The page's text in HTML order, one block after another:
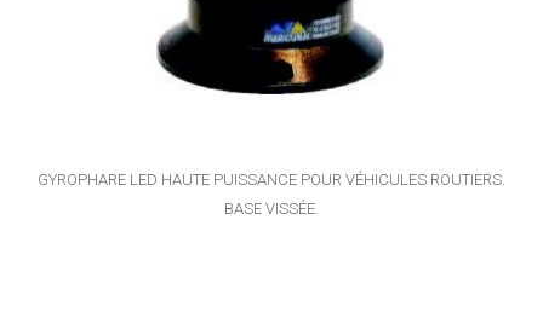
GYROPHARE LED HAUTE PUISSANCE POUR VÉHICULES ROUTIERS.
BASE VISSÉE.